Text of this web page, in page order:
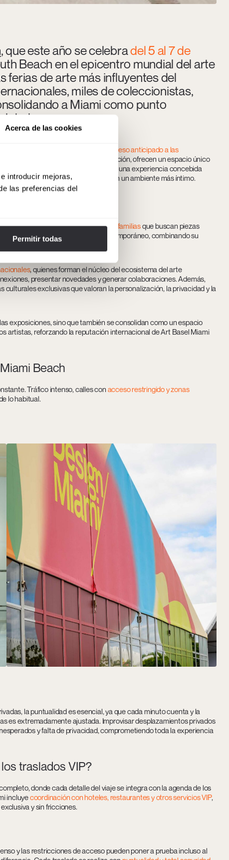
Acerca de las cookies
introducir mejoras,
las preferencias del
Permitir todas
, que este año se celebradel 5 al 7 de
Beach en el epicentro mundial del arte
ferias de arte más influyentes del
miles de coleccionistas,
a Miami como punto
acceso anticipado a las
a los que solo se accede por invitación, ofrecen un espacio único
discreción y la exclusividad definen una experiencia concebida
el mercado del arte internacional en un ambiente más íntimo.
porcoleccionistas privados y familiasque buscan piezas
en invertir en piezas de arte contemporáneo, combinando su
, quienes forman el núcleo del ecosistema del arte
presentar novedades y generar colaboraciones. Además,
exclusivas que valoran la personalización, la privacidad y la
exposiciones, sino que también se consolidan como un espacio
artistas, reforzando la reputación internacional de Art Basel Miami
Beach
Tráfico intenso, calles conacceso restringido y zonas
lo habitual.
la puntualidad es esencial, ya que cada minuto cuenta y la
es extremadamente ajustada. Improvisar desplazamientos privados
y falta de privacidad, comprometiendo toda la experiencia
traslados VIP?
donde cada detalle del viaje se integra con la agenda de los
incluyecoordinación con hoteles, restaurantes y otros servicios VIP,
y sin fricciones.
y las restricciones de acceso pueden poner a prueba incluso al